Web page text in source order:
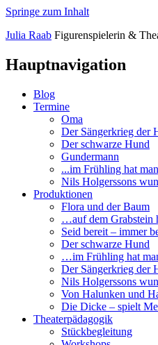
Springe zum Inhalt
Julia Raab Figurenspielerin &
Hauptnavigation
Blog
Termine
Oma
Der Sängerkrieg der
Der schwarze Hund
Gundermann
...im Frühling hat
Nils Holgerssons
Produktionen
Flora und der Baum
…auf dem Grabstein
Seid bereit – immer
Der schwarze Hund
…im Frühling hat
Der Sängerkrieg der
Nils Holgerssons
Von Halunken und
Die Dicke – spielt
Theaterpädagogik
Stückbegleitung